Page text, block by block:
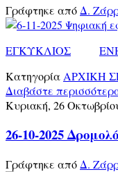
Γράφτηκε από Δ.
ΕΓΚΥΚΛΙΟΣ
Κατηγορία ΑΡΧΙΚΗ
Διαβάστε
Κυριακή, 26
26-10-2025
Γράφτηκε από Δ.